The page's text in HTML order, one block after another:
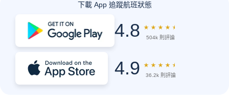
下載 App 追蹤航班狀態
4.8 ★ ★ ★ ★ ★
504k 則評論
4.9 ★ ★ ★ ★ ★
36.2k 則評論